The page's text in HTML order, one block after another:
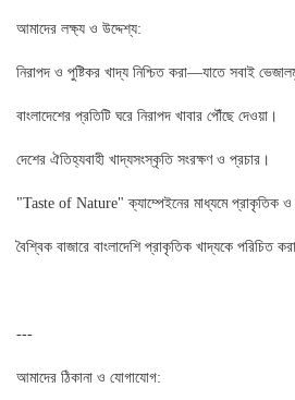
আমাদের লক্ষ্য ও উদ্দেশ্য:
নিরাপদ ও পুষ্টিকর খাদ্য নিশ্চিত করা—যাতে সবাই
বাংলাদেশের প্রতিটি ঘরে নিরাপদ খাবার পৌঁছে দেওয়া।
দেশের ঐতিহ্যবাহী খাদ্যসংস্কৃতি সংরক্ষণ ও প্রচার।
"Taste of Nature" ক্যাম্পেইনের মাধ্যমে প্রাকৃতিক ও
বৈশ্বিক বাজারে বাংলাদেশি প্রাকৃতিক খাদ্যকে পরিচিত
---
আমাদের ঠিকানা ও যোগাযোগ: